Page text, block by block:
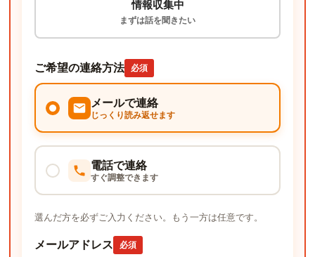
情報収集中
まずは話を聞きたい
ご希望の連絡方法 必須
メールで連絡
じっくり読み返せます
電話で連絡
すぐ調整できます
選んだ方を必ずご入力ください。もう一方は任意です。
メールアドレス 必須